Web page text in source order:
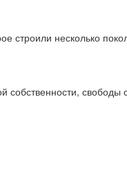
строили несколько
свободы